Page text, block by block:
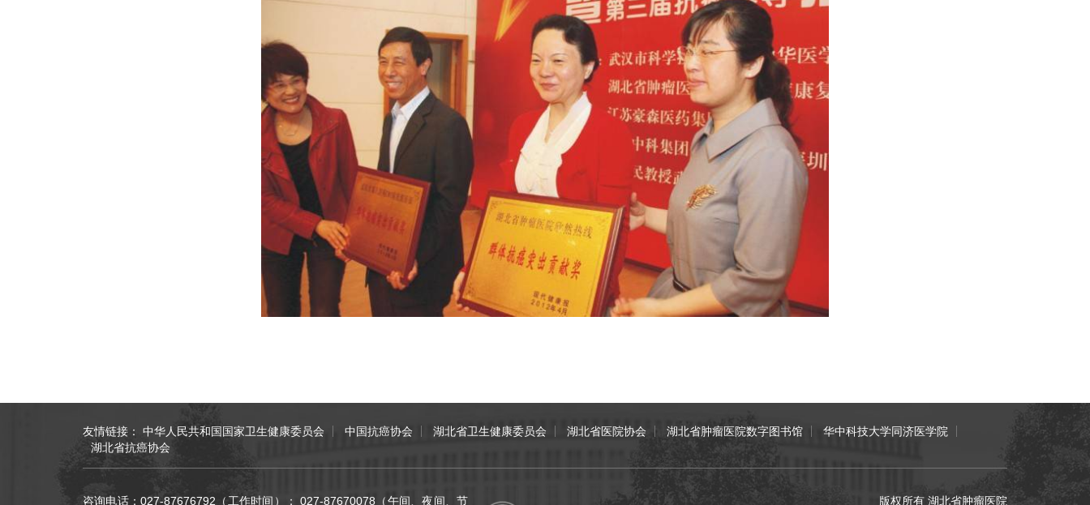
友情链接： 中华人民共和国国家卫生健康委员会 中国抗癌协会 湖北省卫生健康委员会 湖北省医院协会 湖北省肿瘤医院数字图书馆
华中科技大学同济医学院
湖北省抗癌协会
咨询电话：027-87676792（工作时间）； 027-87670078（午间、夜间、节 版权所有 湖北省肿瘤医院